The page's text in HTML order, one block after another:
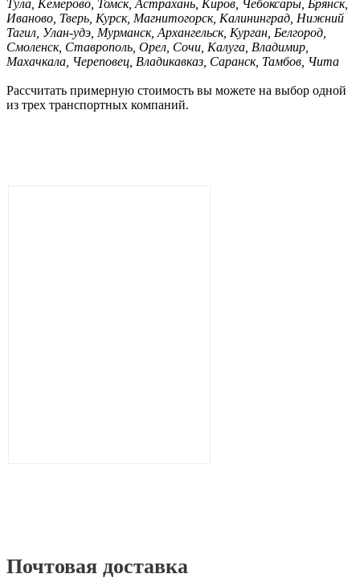
Тула, Кемерово, Томск, Астрахань, Киров, Чебоксары, Брянск,
Иваново, Тверь, Курск, Магнитогорск, Калининград, Нижний
Тагил, Улан-удэ, Мурманск, Архангельск, Курган, Белгород,
Смоленск, Ставрополь, Орел, Сочи, Калуга, Владимир,
Махачкала, Череповец, Владикавказ, Саранск, Тамбов, Чита
Рассчитать примерную стоимость вы можете на выбор одной
из трех транспортных компаний.
Почтовая доставка